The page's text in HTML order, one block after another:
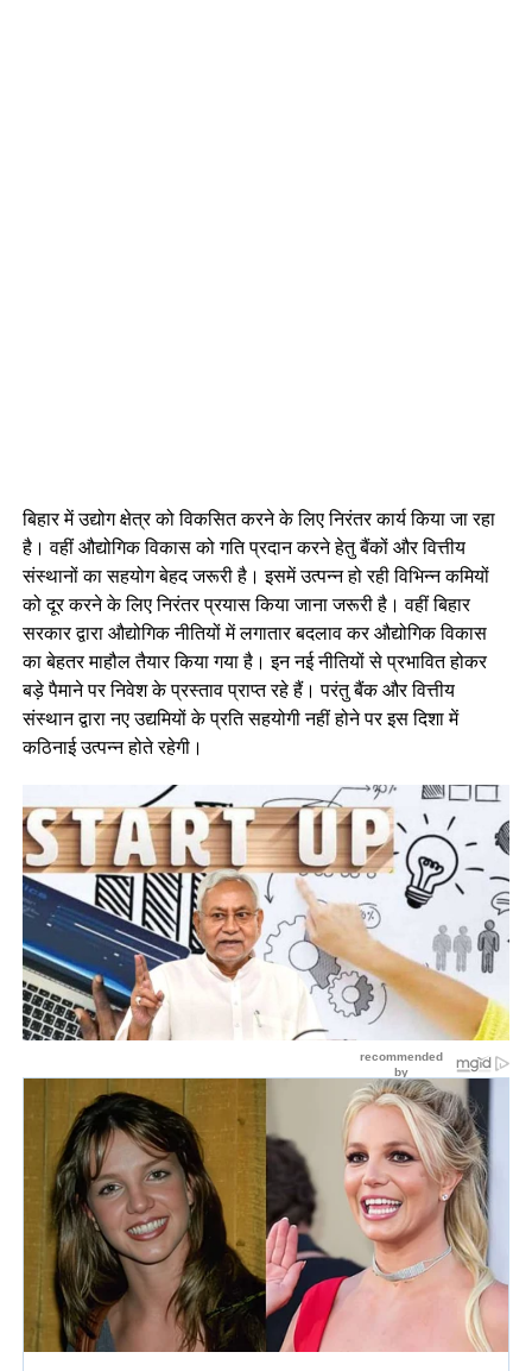
बिहार में उद्योग क्षेत्र को विकसित करने के लिए निरंतर कार्य किया जा रहा
है। वहीं औद्योगिक विकास को गति प्रदान करने हेतु बैंकों और वित्तीय
संस्थानों का सहयोग बेहद जरूरी है। इसमें उत्पन्न हो रही विभिन्न कमियों
को दूर करने के लिए निरंतर प्रयास किया जाना जरूरी है। वहीं बिहार
सरकार द्वारा औद्योगिक नीतियों में लगातार बदलाव कर औद्योगिक विकास
का बेहतर माहौल तैयार किया गया है। इन नई नीतियों से प्रभावित होकर
बड़े पैमाने पर निवेश के प्रस्ताव प्राप्त रहे हैं। परंतु बैंक और वित्तीय
संस्थान द्वारा नए उद्यमियों के प्रति सहयोगी नहीं होने पर इस दिशा में
कठिनाई उत्पन्न होते रहेगी।